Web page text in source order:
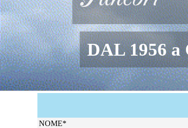
DAL 1956 a
NOME*